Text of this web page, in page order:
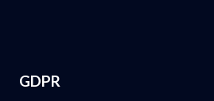
GDPR